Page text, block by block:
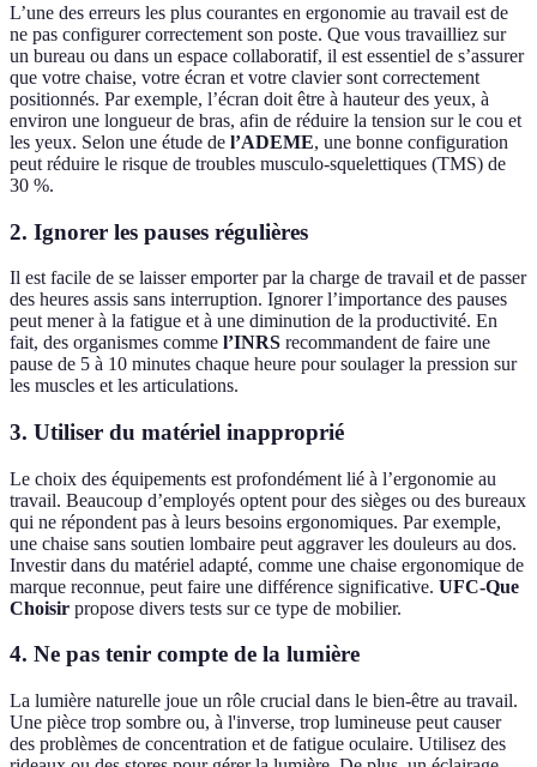
L’une des erreurs les plus courantes en ergonomie au travail est de
ne pas configurer correctement son poste. Que vous travailliez sur
un bureau ou dans un espace collaboratif, il est essentiel de s’assurer
que votre chaise, votre écran et votre clavier sont correctement
positionnés. Par exemple, l’écran doit être à hauteur des yeux, à
environ une longueur de bras, afin de réduire la tension sur le cou et
les yeux. Selon une étude de l’ADEME, une bonne configuration
peut réduire le risque de troubles musculo-squelettiques (TMS) de
30 %.
2. Ignorer les pauses régulières
Il est facile de se laisser emporter par la charge de travail et de passer
des heures assis sans interruption. Ignorer l’importance des pauses
peut mener à la fatigue et à une diminution de la productivité. En
fait, des organismes comme l’INRS recommandent de faire une
pause de 5 à 10 minutes chaque heure pour soulager la pression sur
les muscles et les articulations.
3. Utiliser du matériel inapproprié
Le choix des équipements est profondément lié à l’ergonomie au
travail. Beaucoup d’employés optent pour des sièges ou des bureaux
qui ne répondent pas à leurs besoins ergonomiques. Par exemple,
une chaise sans soutien lombaire peut aggraver les douleurs au dos.
Investir dans du matériel adapté, comme une chaise ergonomique de
marque reconnue, peut faire une différence significative. UFC-Que
Choisir propose divers tests sur ce type de mobilier.
4. Ne pas tenir compte de la lumière
La lumière naturelle joue un rôle crucial dans le bien-être au travail.
Une pièce trop sombre ou, à l'inverse, trop lumineuse peut causer
des problèmes de concentration et de fatigue oculaire. Utilisez des